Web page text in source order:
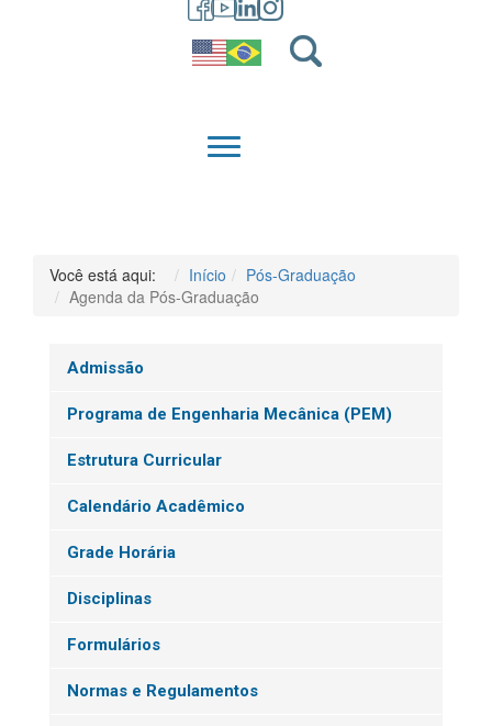
QUEM SOMOS
Você está aqui: Início
Pós-Graduação
Agenda da Pós-Graduação
Admissão
Programa de Engenharia Mecânica (PEM)
Estrutura Curricular
Calendário Acadêmico
Grade Horária
Disciplinas
Formulários
Normas e Regulamentos